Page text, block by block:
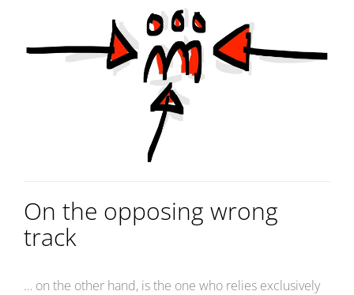
On the opposing wrong
track
… on the other hand, is the one who relies exclusively